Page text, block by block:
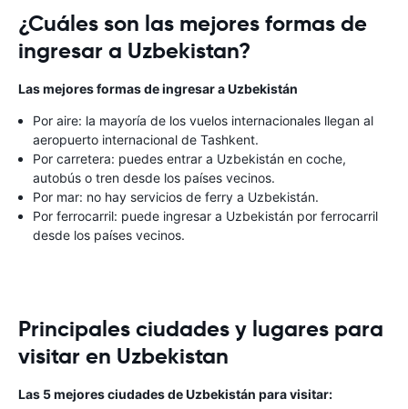
¿Cuáles son las mejores formas de
ingresar a Uzbekistan?
Las mejores formas de ingresar a Uzbekistán
Por aire: la mayoría de los vuelos internacionales llegan al
aeropuerto internacional de Tashkent.
Por carretera: puedes entrar a Uzbekistán en coche,
autobús o tren desde los países vecinos.
Por mar: no hay servicios de ferry a Uzbekistán.
Por ferrocarril: puede ingresar a Uzbekistán por ferrocarril
desde los países vecinos.
Principales ciudades y lugares para
visitar en Uzbekistan
Las 5 mejores ciudades de Uzbekistán para visitar: